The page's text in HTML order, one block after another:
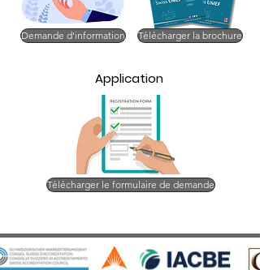
Demande d'information Télécharger la brochure
Application
Télécharger le formulaire de demande